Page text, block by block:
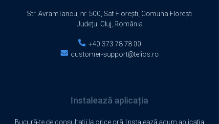
Str. Avram Iancu, nr. 500, Sat Florești, Comuna Florești
Județul Cluj, România
+40 373 78 78 00
customer-support@telios.ro
Instalează aplicația
Bucură-te de consultații la orice oră. Instalează acum aplicația